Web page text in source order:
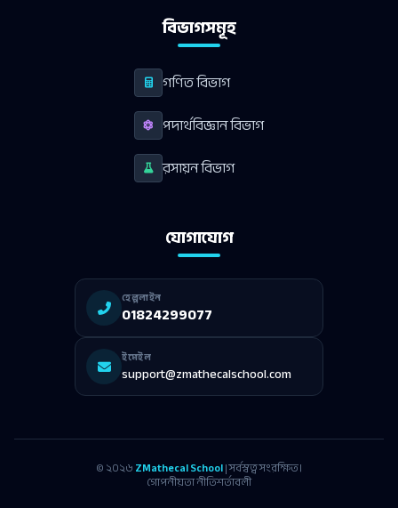
বিভাগসমূহ
গণিত বিভাগ
পদার্থবিজ্ঞান বিভাগ
রসায়ন বিভাগ
যোগাযোগ
হেল্পলাইন
01824299077
ইমেইল
support@zmathecalschool.com
© ২০২৬ZMathecal School| সর্বস্বত্ব সংরক্ষিত।
গোপনীয়তা নীতিশর্তাবলী